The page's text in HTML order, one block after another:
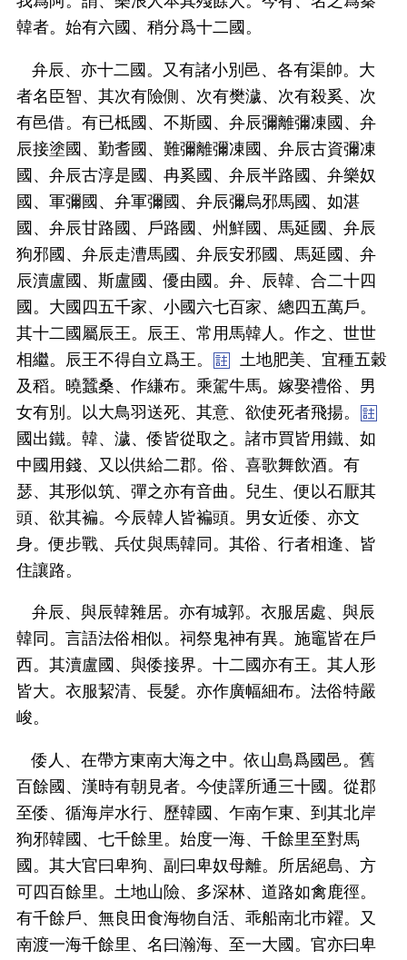
韓者。始有六國、稍分爲十二國。
弁辰、亦十二國。又有諸小別邑、各有渠帥。大
者名臣智、其次有險側、次有樊濊、次有殺奚、次
有邑借。有已柢國、不斯國、弁辰彌離彌凍國、弁
辰接塗國、勤耆國、難彌離彌凍國、弁辰古資彌凍
國、弁辰古淳是國、冉奚國、弁辰半路國、弁樂奴
國、軍彌國、弁軍彌國、弁辰彌烏邪馬國、如湛
國、弁辰甘路國、戶路國、州鮮國、馬延國、弁辰
狗邪國、弁辰走漕馬國、弁辰安邪國、馬延國、弁
辰瀆盧國、斯盧國、優由國。弁、辰韓、合二十四
國。大國四五千家、小國六七百家、總四五萬戶。
其十二國屬辰王。辰王、常用馬韓人。作之、世世
相繼。辰王不得自立爲王。
土地肥美、宜種五穀
及稻。曉蠶桑、作縑布。乘駕牛馬。嫁娶禮俗、男
女有別。以大鳥羽送死、其意、欲使死者飛揚。
國出鐵。韓、濊、倭皆從取之。諸巿買皆用鐵、如
中國用錢、又以供給二郡。俗、喜歌舞飲酒。有
瑟、其形似筑、彈之亦有音曲。兒生、便以石厭其
頭、欲其褊。今辰韓人皆褊頭。男女近倭、亦文
身。便步戰、兵仗與馬韓同。其俗、行者相逢、皆
住讓路。
弁辰、與辰韓雜居。亦有城郭。衣服居處、與辰
韓同。言語法俗相似。祠祭鬼神有異。施竈皆在戶
西。其瀆盧國、與倭接界。十二國亦有王。其人形
皆大。衣服絜清、長髮。亦作廣幅細布。法俗特嚴
峻。
倭人、在帶方東南大海之中。依山島爲國邑。舊
百餘國、漢時有朝見者。今使譯所通三十國。從郡
至倭、循海岸水行、歷韓國、乍南乍東、到其北岸
狗邪韓國、七千餘里。始度一海、千餘里至對馬
國。其大官曰卑狗、副曰卑奴母離。所居絕島、方
可四百餘里。土地山險、多深林、道路如禽鹿徑。
有千餘戶、無良田食海物自活、乖船南北巿糴。又
南渡一海千餘里、名曰瀚海、至一大國。官亦曰卑